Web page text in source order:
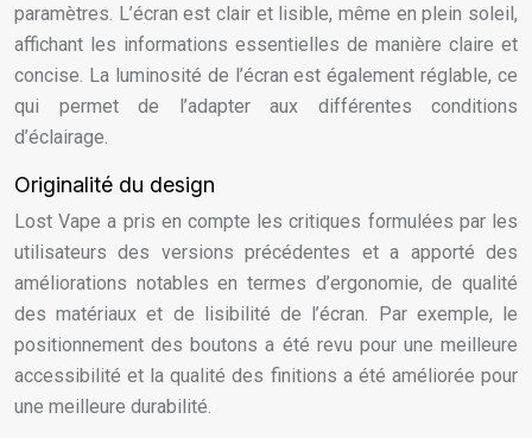
paramètres. L’écran est clair et lisible, même en plein soleil,
affichant les informations essentielles de manière claire et
concise. La luminosité de l’écran est également réglable, ce
qui permet de l’adapter aux différentes conditions
d’éclairage.
Originalité du design
Lost Vape a pris en compte les critiques formulées par les
utilisateurs des versions précédentes et a apporté des
améliorations notables en termes d’ergonomie, de qualité
des matériaux et de lisibilité de l’écran. Par exemple, le
positionnement des boutons a été revu pour une meilleure
accessibilité et la qualité des finitions a été améliorée pour
une meilleure durabilité.